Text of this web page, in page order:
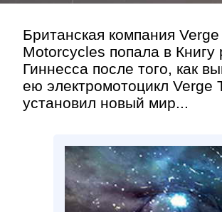
Британская компания Verge
Motorcycles попала в Книгу
Гиннесса после того, как
ею электромотоцикл Verge
установил новый мир...
Контакт»